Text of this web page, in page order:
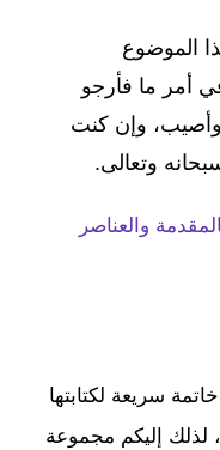
الموضوع
أمر ما فأرجو
وإن كنت
وتعالى.
والعناصر
سريعة لكتابتها
لذلك إليكم مجموعة